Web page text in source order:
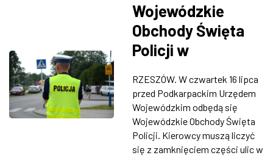
Wojewódzkie
Obchody Święta
Policji w
utrudnienia w
ruchu
RZESZÓW. W czwartek 16 lipca
przed Podkarpackim Urzędem
Wojewódzkim odbędą się
Wojewódzkie Obchody Święta
Policji. Kierowcy muszą liczyć
się z zamknięciem części ulic w